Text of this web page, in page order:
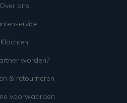
Over ons
Klachten
worden?
& retourneren
voorwaarden